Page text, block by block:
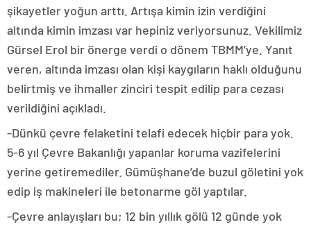
şikayetler yoğun arttı. Artışa kimin izin verdiğini
altında kimin imzası var hepiniz veriyorsunuz. Vekilimiz
Gürsel Erol bir önerge verdi o dönem TBMM’ye. Yanıt
veren, altında imzası olan kişi kaygıların haklı olduğunu
belirtmiş ve ihmaller zinciri tespit edilip para cezası
verildiğini açıkladı.
-Dünkü çevre felaketini telafi edecek hiçbir para yok.
5-6 yıl Çevre Bakanlığı yapanlar koruma vazifelerini
yerine getiremediler. Gümüşhane’de buzul göletini yok
edip iş makineleri ile betonarme göl yaptılar.
-Çevre anlayışları bu; 12 bin yıllık gölü 12 günde yok